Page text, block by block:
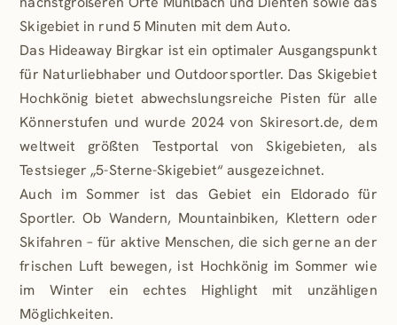
Der angebotene Preis ist ein Nettokaufpreis. Die
Umsatzsteuer wird bei der gewerblichen Vermietung
als Vorsteuer entsprechend berücksichtigt.
Skigebiet in rund 5 Minuten mit dem Auto.
Das Hideaway Birgkar ist ein optimaler Ausgangspunkt
für Naturliebhaber und Outdoorsportler. Das Skigebiet
Hochkönig bietet abwechslungsreiche Pisten für alle
Könnerstufen und wurde 2024 von Skiresort.de, dem
weltweit größten Testportal von Skigebieten, als
Testsieger „5-Sterne-Skigebiet“ ausgezeichnet.
Auch im Sommer ist das Gebiet ein Eldorado für
Sportler. Ob Wandern, Mountainbiken, Klettern oder
Skifahren – für aktive Menschen, die sich gerne an der
frischen Luft bewegen, ist Hochkönig im Sommer wie
im Winter ein echtes Highlight mit unzähligen
Möglichkeiten.